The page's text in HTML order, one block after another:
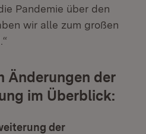
Pandemie über den
wir alle zum großen
Änderungen der
im Überblick:
der